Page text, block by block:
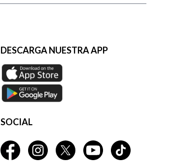
DESCARGA NUESTRA APP
SOCIAL